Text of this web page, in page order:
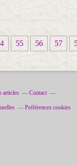
55 56 57
articles Contact
Préférences cookies